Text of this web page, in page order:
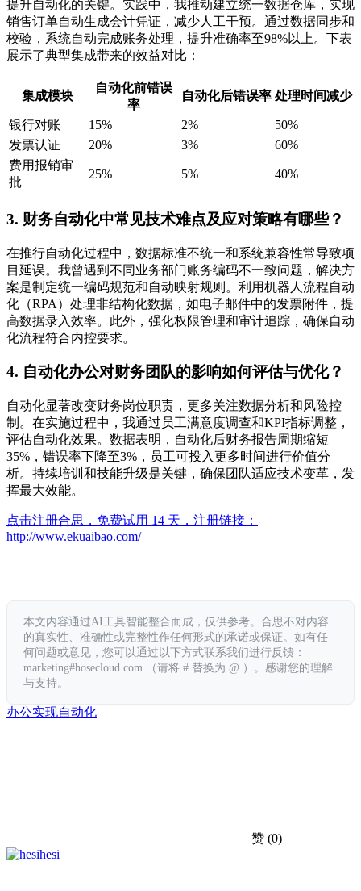
提升自动化的关键。实践中，我推动建立统一数据仓库，实现
销售订单自动生成会计凭证，减少人工干预。通过数据同步和
校验，系统自动完成账务处理，提升准确率至98%以上。下表
展示了典型集成带来的效益对比：
集成模块
自动化前错误
率
自动化后错误率 处理时间减少
银行对账 15% 2%
50%
发票认证
20% 3%
60%
费用报销审
批
25% 5% 40%
3. 财务自动化中常见技术难点及应对策略有哪些？
在推行自动化过程中，数据标准不统一和系统兼容性常导致项
目延误。我曾遇到不同业务部门账务编码不一致问题，解决方
案是制定统一编码规范和自动映射规则。利用机器人流程自动
化（RPA）处理非结构化数据，如电子邮件中的发票附件，提
高数据录入效率。此外，强化权限管理和审计追踪，确保自动
化流程符合内控要求。
4. 自动化办公对财务团队的影响如何评估与优化？
自动化显著改变财务岗位职责，更多关注数据分析和风险控
制。在实施过程中，我通过员工满意度调查和KPI指标调整，
评估自动化效果。数据表明，自动化后财务报告周期缩短
35%，错误率下降至3%，员工可投入更多时间进行价值分
析。持续培训和技能升级是关键，确保团队适应技术变革，发
挥最大效能。
点击注册合思，免费试用 14 天，注册链接：
http://www.ekuaibao.com/
本文内容通过AI工具智能整合而成，仅供参考。合思不对内容
的真实性、准确性或完整性作任何形式的承诺或保证。如有任
何问题或意见，您可以通过以下方式联系我们进行反馈：
marketing#hosecloud.com （请将 # 替换为 @ ）。感谢您的理解
与支持。
办公实现自动化
赞 (0)
hesi